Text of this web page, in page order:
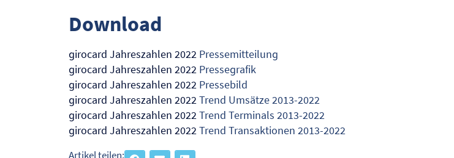
Download
girocard Jahreszahlen 2022 Pressemitteilung
girocard Jahreszahlen 2022 Pressegrafik
girocard Jahreszahlen 2022 Pressebild
girocard Jahreszahlen 2022Trend Umsätze 2013-2022
girocard Jahreszahlen 2022Trend Terminals 2013-2022
girocard Jahreszahlen 2022Trend Transaktionen 2013-2022
Artikel teilen: